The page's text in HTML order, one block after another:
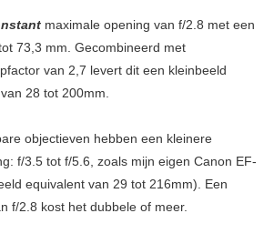
maximale opening van f/2.8 met een
73,3 mm. Gecombineerd met
van 2,7 levert dit een kleinbeeld
28 tot 200mm.
objectieven hebben een kleinere
f/3.5 tot f/5.6, zoals mijn eigen Canon EF-
equivalent van 29 tot 216mm). Een
f/2.8 kost het dubbele of meer.